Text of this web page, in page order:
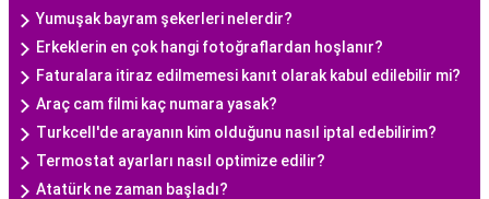
Yumuşak bayram şekerleri nelerdir?
Erkeklerin en çok hangi fotoğraflardan hoşlanır?
Faturalara itiraz edilmemesi kanıt olarak kabul edilebilir mi?
Araç cam filmi kaç numara yasak?
Turkcell'de arayanın kim olduğunu nasıl iptal edebilirim?
Termostat ayarları nasıl optimize edilir?
Atatürk ne zaman başladı?